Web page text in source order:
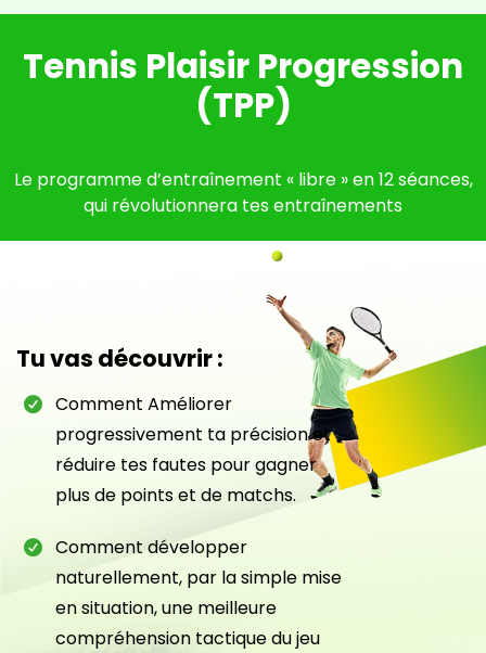
Tennis Plaisir Progression
(TPP)
Le programme d’entraînement « libre » en 12 séances,
qui révolutionnera tes entraînements
Tu vas découvrir :
Comment Améliorer
progressivement ta précision et
réduire tes fautes pour gagner
plus de points et de matchs.
Comment développer
naturellement, par la simple mise
en situation, une meilleure
compréhension tactique du jeu